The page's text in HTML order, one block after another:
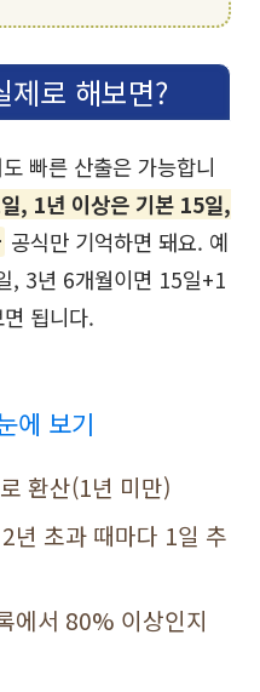
로 해보면?
빠른 산출은 가능합니
, 1년 이상은 기본 15일,
공식만 기억하면 돼요. 예
, 3년 6개월이면 15일+1
됩니다.
에 보기
환산(1년 미만)
년 초과 때마다 1일 추
에서 80% 이상인지